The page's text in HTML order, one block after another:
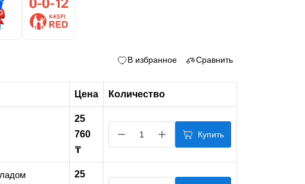
В избранное Сравнить
Цена Количество
25
760
₸
Купить
25